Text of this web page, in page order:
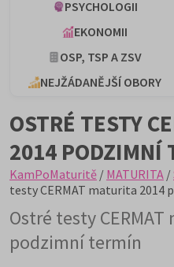
PSYCHOLOGII
EKONOMII
OSP, TSP A ZSV
NEJŽÁDANĚJŠÍ OBORY
OSTRÉ TESTY
2014 PODZIMNÍ
KamPoMaturitě / MATURITA /
testy CERMAT maturita 2014
Ostré testy
podzimní termín